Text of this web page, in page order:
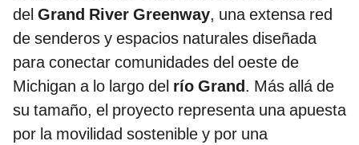
del Grand River Greenway, una extensa red
de senderos y espacios naturales diseñada
para conectar comunidades del oeste de
Michigan a lo largo del río Grand. Más allá de
su tamaño, el proyecto representa una apuesta
por la movilidad sostenible y por una